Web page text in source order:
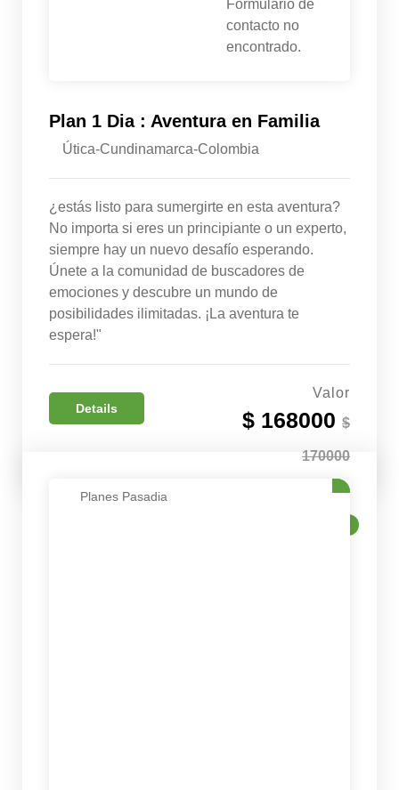
Formulario de
contacto no
encontrado.
Plan 1 Dia : Aventura en Familia
Útica-Cundinamarca-Colombia
¿estás listo para sumergirte en esta aventura?
No importa si eres un principiante o un experto,
siempre hay un nuevo desafío esperando.
Únete a la comunidad de buscadores de
emociones y descubre un mundo de
posibilidades ilimitadas. ¡La aventura te
espera!"
Details
Valor
$ 168000 $
170000
Planes Pasadia